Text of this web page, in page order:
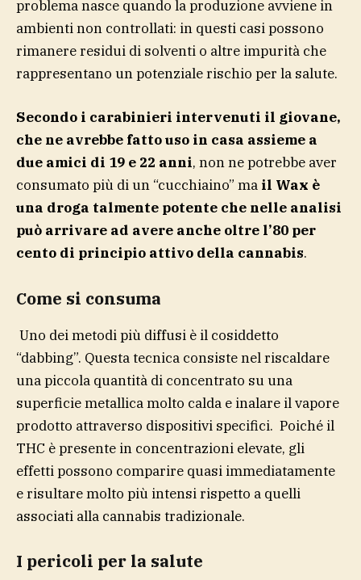
problema nasce quando la produzione avviene in
ambienti non controllati: in questi casi possono
rimanere residui di solventi o altre impurità che
rappresentano un potenziale rischio per la salute.
Secondo i carabinieri intervenuti il giovane,
che ne avrebbe fatto uso in casa assieme a
due amici di 19 e 22 anni, non ne potrebbe aver
consumato più di un “cucchiaino” ma il Wax è
una droga talmente potente che nelle analisi
può arrivare ad avere anche oltre l’80 per
cento di principio attivo della cannabis.
Come si consuma
Uno dei metodi più diffusi è il cosiddetto
“dabbing”. Questa tecnica consiste nel riscaldare
una piccola quantità di concentrato su una
superficie metallica molto calda e inalare il vapore
prodotto attraverso dispositivi specifici. Poiché il
THC è presente in concentrazioni elevate, gli
effetti possono comparire quasi immediatamente
e risultare molto più intensi rispetto a quelli
associati alla cannabis tradizionale.
I pericoli per la salute